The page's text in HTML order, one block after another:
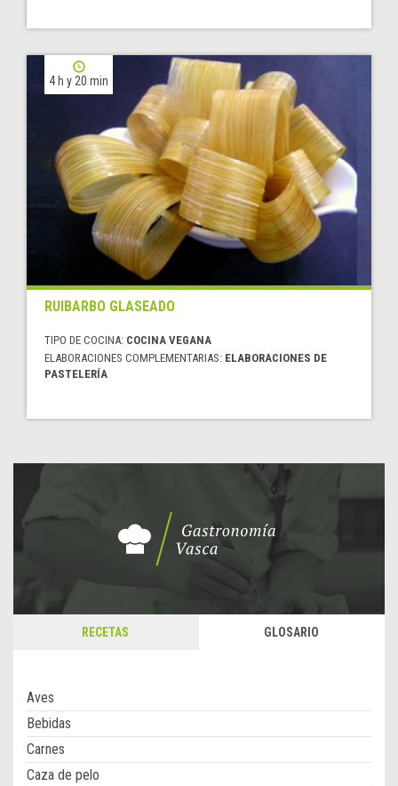
4 h y 20 min
RUIBARBO GLASEADO
TIPO DE COCINA: COCINA VEGANA
ELABORACIONES COMPLEMENTARIAS: ELABORACIONES DE
PASTELERÍA
RECETAS GLOSARIO
Aves
Bebidas
Carnes
Caza de pelo